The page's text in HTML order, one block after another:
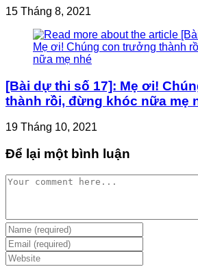
15 Tháng 8, 2021
[Bài dự thi số 17]: Mẹ ơi!
thành rồi, đừng khóc nữa mẹ
19 Tháng 10, 2021
Để lại một bình luận
Comment
Enter
your
name
or
Enter
your
email
Enter